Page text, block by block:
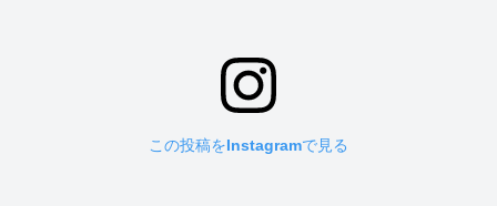
この投稿をInstagramで見る